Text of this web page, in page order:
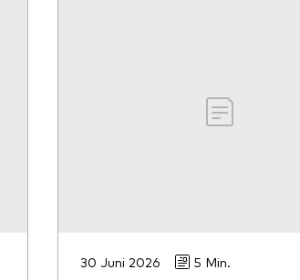
30 Juni 2026 5 Min.